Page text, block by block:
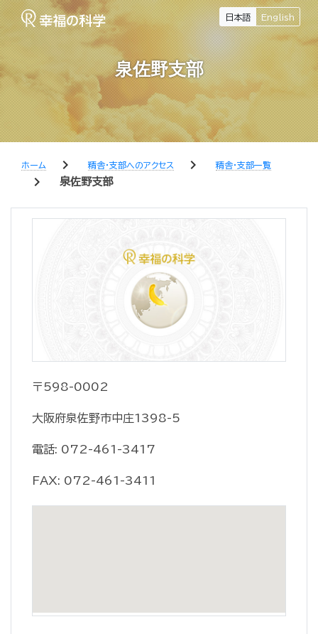
日本語 English
泉佐野支部
ホーム chevron_right 精舎・支部へのアクセス chevron_right 精舎・支部一覧
chevron_right 泉佐野支部
〒598-0002
大阪府泉佐野市中庄1398-5
電話: 072-461-3417
FAX: 072-461-3411